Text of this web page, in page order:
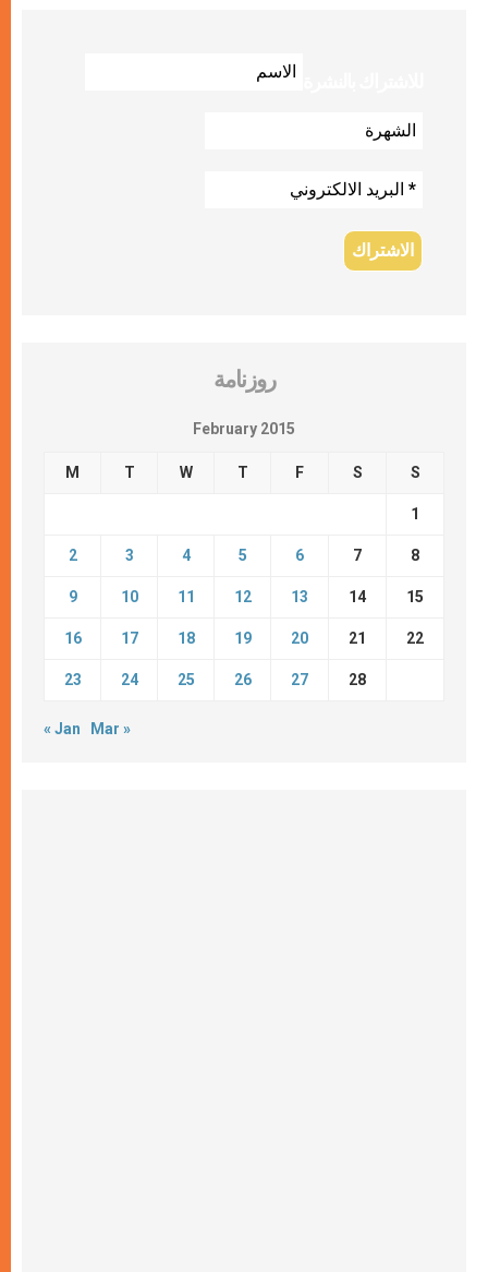
روزنامة
February 2015
M T W T F S S
1
2 3 4 5 6 7 8
9 10 11 12 13 14 15
16 17 18 19 20 21 22
23 24 25 26 27 28
« Jan Mar »